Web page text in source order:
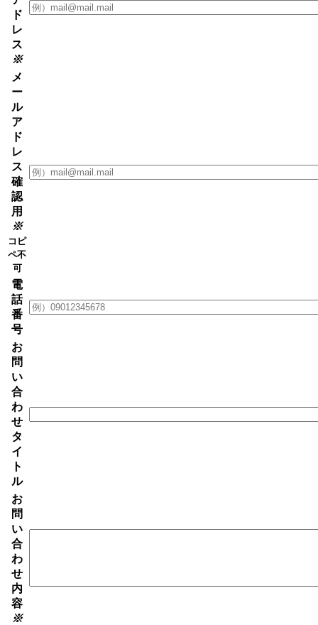
ド
レ
ス
※
メ
ー
ル
ア
ド
レ
ス
確
認
用
※
コピ
ペ不
可
電
話
番
号
お
問
い
合
わ
せ
タ
イ
ト
ル
お
問
い
合
わ
せ
内
容
※